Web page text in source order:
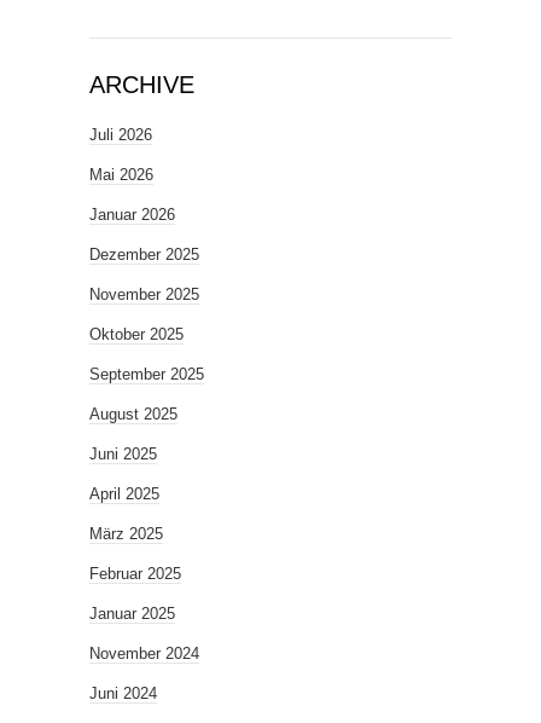
ARCHIVE
Juli 2026
Mai 2026
Januar 2026
Dezember 2025
November 2025
Oktober 2025
September 2025
August 2025
Juni 2025
April 2025
März 2025
Februar 2025
Januar 2025
November 2024
Juni 2024